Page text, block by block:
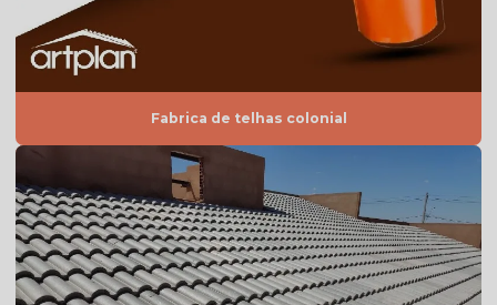
Telha americana esmaltada
Telha americana esmaltada branca
Telha americana esmaltada cinza
Telha americana esmaltada dupla face preço
Telha americana esmaltada grafite
Telha americana esmaltada lisa
Telha americana esmaltada marfim
Fabrica de telhas colonial